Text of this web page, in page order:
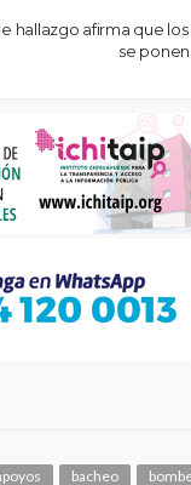
hallazgo afirma que
se
bacheo